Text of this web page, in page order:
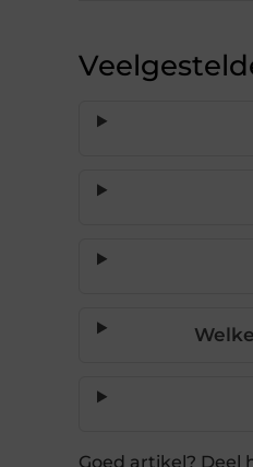
Goed artikel? Deel